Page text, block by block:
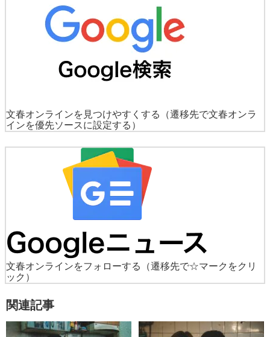
文春オンラインを見つけやすくする
（遷移先で文春オンラ
インを優先ソースに設定する）
文春オンラインをフォローする
（遷移先で☆マークをクリ
ック）
関連記事